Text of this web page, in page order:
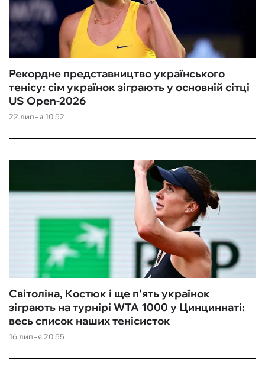
22 липня 10:52
Рекордне представництво українського
тенісу: сім українок зіграють у основній сітці
US Open-2026
16 липня 20:55
Світоліна, Костюк і ще п'ять українок
зіграють на турнірі WTA 1000 у Цинциннаті:
весь список наших тенісисток